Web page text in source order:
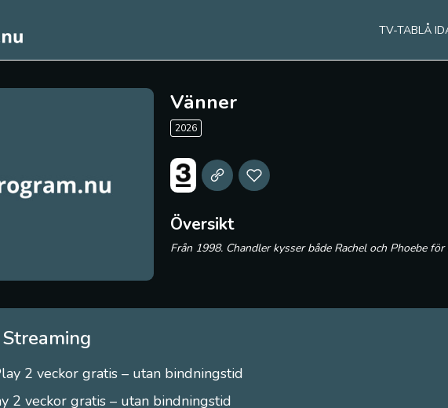
TV-TABLÅ
Vänner
2026
Översikt
Från 1998. Chandler kysser både Rachel och Phoebe
2 veckor gratis – utan bindningstid
2 veckor gratis – utan bindningstid